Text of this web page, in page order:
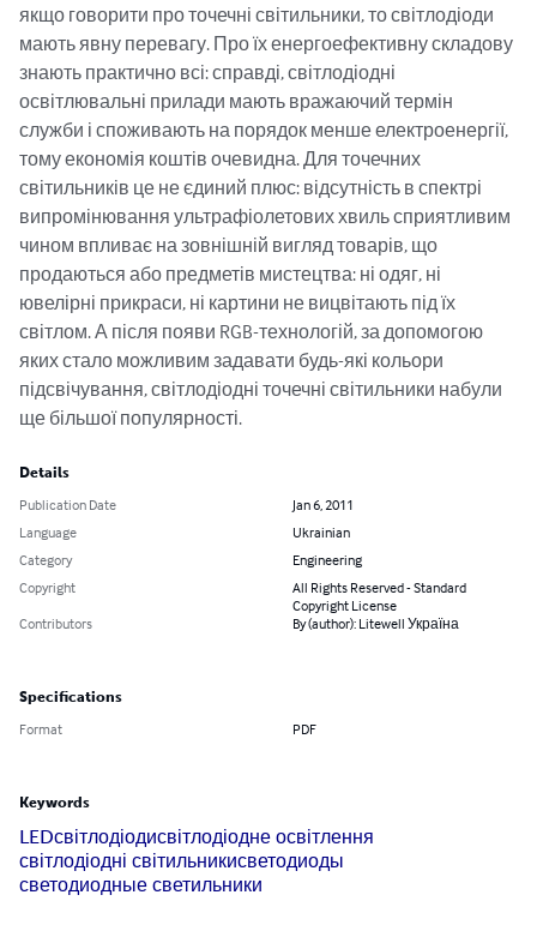
якщо говорити про точечні світильники, то світлодіоди
мають явну перевагу. Про їх енергоефективну складову
знають практично всі: справді, світлодіодні
освітлювальні прилади мають вражаючий термін
служби і споживають на порядок менше електроенергії,
тому економія коштів очевидна. Для точечних
світильників це не єдиний плюс: відсутність в спектрі
випромінювання ультрафіолетових хвиль сприятливим
чином впливає на зовнішній вигляд товарів, що
продаються або предметів мистецтва: ні одяг, ні
ювелірні прикраси, ні картини не вицвітають під їх
світлом. А після появи RGB-технологій, за допомогою
яких стало можливим задавати будь-які кольори
підсвічування, світлодіодні точечні світильники набули
ще більшої популярності.
Details
Publication Date
Jan 6, 2011
Language
Ukrainian
Category
Engineering
Copyright
All Rights Reserved - Standard
Copyright License
Contributors
By (author): Litewell Україна
Specifications
Format PDF
Keywords
LEDсвітлодіодисвітлодіодне освітлення
світлодіодні світильникисветодиоды
светодиодные светильники